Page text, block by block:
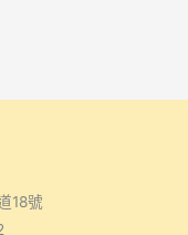
18號